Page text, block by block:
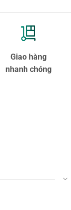
Giao hàng
nhanh chóng